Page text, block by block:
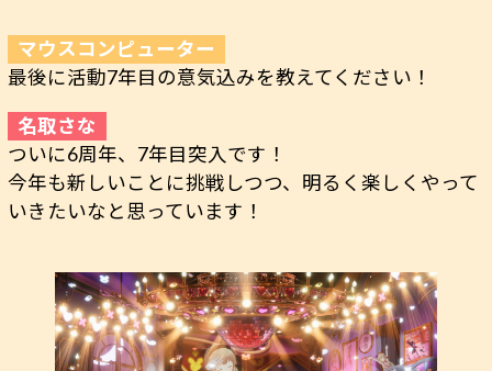
最後に活動7年目の意気込みを教えてください！
ついに6周年、7年目突入です！
今年も新しいことに挑戦しつつ、明るく楽しくやって
いきたいなと思っています！